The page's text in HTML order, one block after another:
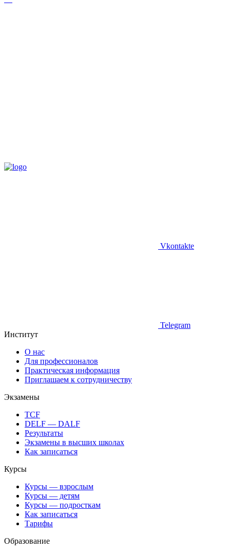
Vkontakte
Telegram
Институт
О нас
Для профессионалов
Практическая информация
Приглашаем к сотрудничеству
Экзамены
TCF
DELF — DALF
Результаты
Экзамены в высших школах
Как записаться
Курсы
Курсы — взрослым
Курсы — детям
Курсы — подросткам
Как записаться
Тарифы
Образование